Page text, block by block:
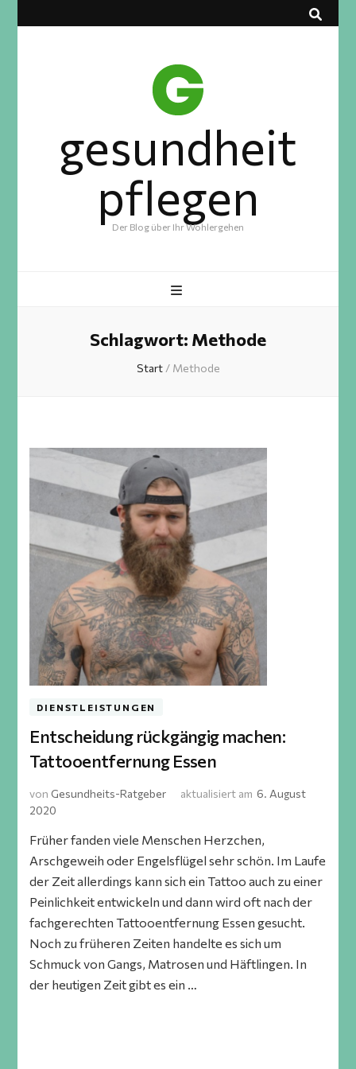
gesundheit
pflegen
Der Blog über Ihr Wohlergehen
Schlagwort: Methode
Start / Methode
DIENSTLEISTUNGEN
Entscheidung rückgängig machen:
Tattooentfernung Essen
von Gesundheits-Ratgeber aktualisiert am 6. August
2020
Früher fanden viele Menschen Herzchen,
Arschgeweih oder Engelsflügel sehr schön. Im Laufe
der Zeit allerdings kann sich ein Tattoo auch zu einer
Peinlichkeit entwickeln und dann wird oft nach der
fachgerechten Tattooentfernung Essen gesucht.
Noch zu früheren Zeiten handelte es sich um
Schmuck von Gangs, Matrosen und Häftlingen. In
der heutigen Zeit gibt es ein …